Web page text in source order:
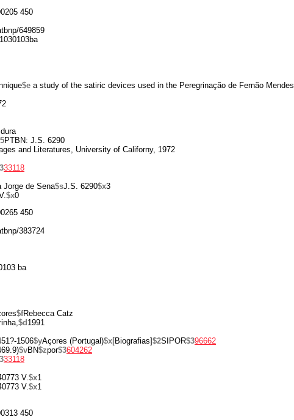
450
649859
$e a study of the satiric devices used in the Peregrinação de Fernão Mendes
PTBN: J.S. 6290
and Literatures, University of Californy, 1972
33118
Jorge de Sena$sJ.S. 6290$x3
$x0
450
383724
ba
$fRebecca Catz
$d 1991
1506$yAçores (Portugal)$x[Biografias]$2SIPOR$396662
$vBN$zpor$3604262
33118
V.$x1
V.$x1
450